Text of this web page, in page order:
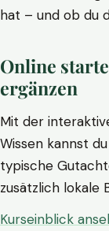
hat – und ob du
Online
ergänzen
Mit der
Wissen kannst
typische
zusätzlich lokale
Kurseinblick